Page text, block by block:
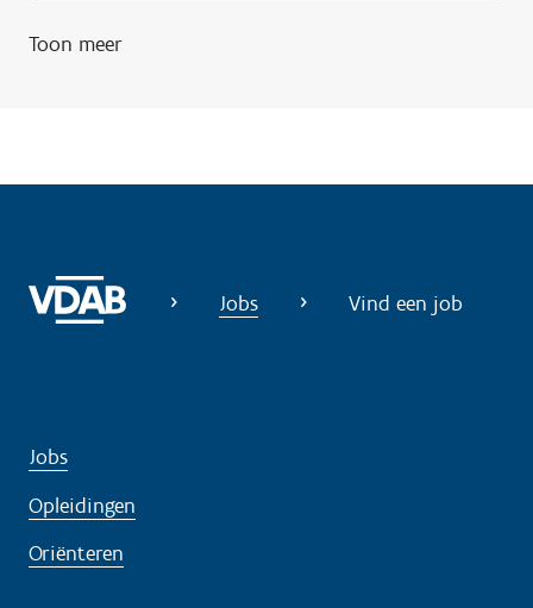
Toon meer
Jobs Vind een job
Jobs
Opleidingen
Oriënteren